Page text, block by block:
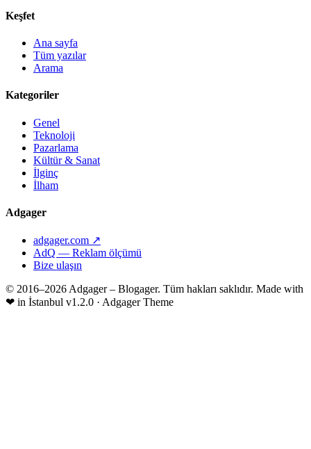
Keşfet
Ana sayfa
Tüm yazılar
Arama
Kategoriler
Genel
Teknoloji
Pazarlama
Kültür & Sanat
İlginç
İlham
Adgager
adgager.com ↗
AdQ — Reklam ölçümü
Bize ulaşın
© 2016–2026 Adgager – Blogager. Tüm hakları saklıdır. Made with
❤ in İstanbul v1.2.0 · Adgager Theme